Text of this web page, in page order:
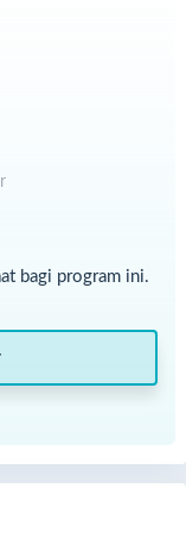
bagi program ini.